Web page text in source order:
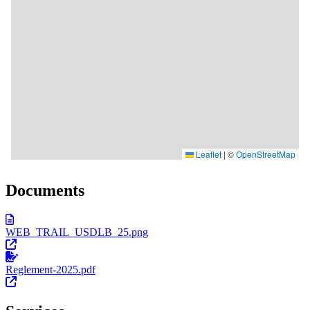
Documents
WEB_TRAIL_USDLB_25.png
Reglement-2025.pdf